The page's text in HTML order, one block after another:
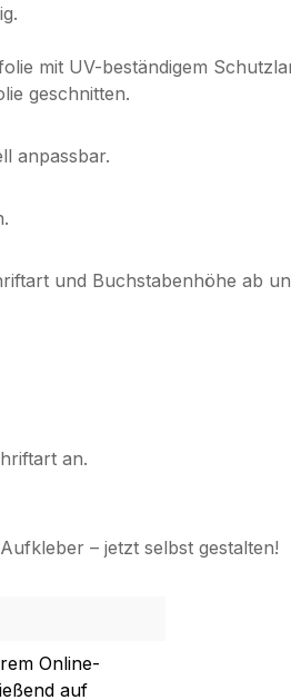
mit UV-beständigem
geschnitten.
anpassbar.
und Buchstabenhöhe ab
an.
– jetzt selbst gestalten!
Online-
auf